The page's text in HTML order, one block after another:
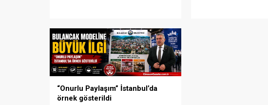
oluşturdu.
“Onurlu Paylaşım” İstanbul’da
örnek gösterildi